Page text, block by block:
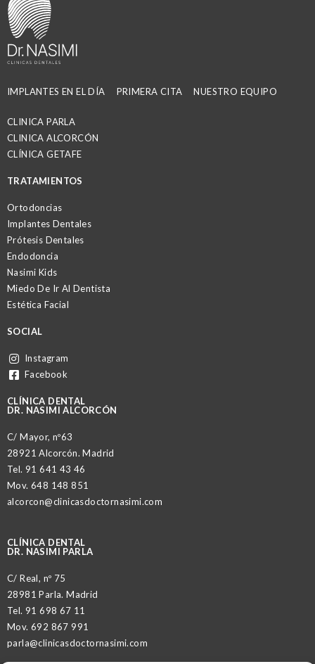
IMPLANTES EN EL DÍA PRIMERA CITA NUESTRO EQUIPO
CLINICA PARLA
CLINICA ALCORCÓN
CLÍNICA GETAFE
TRATAMIENTOS
Ortodoncias
Implantes Dentales
Prótesis Dentales
Endodoncia
Nasimi Kids
Miedo De Ir Al Dentista
Estética Facial
SOCIAL
Instagram
Facebook
CLÍNICA DENTAL
DR. NASIMI ALCORCÓN
C/ Mayor, nº63
28921 Alcorcón. Madrid
Tel. 91 641 43 46
Mov. 648 148 851
alcorcon@clinicasdoctornasimi.com
CLÍNICA DENTAL
DR. NASIMI PARLA
C/ Real, nº 75
28981 Parla. Madrid
Tel. 91 698 67 11
Mov. 692 867 991
parla@clinicasdoctornasimi.com